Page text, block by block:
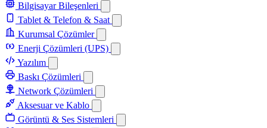
Bilgisayar Bileşenleri
Tablet & Telefon & Saat
Kurumsal Çözümler
Enerji Çözümleri (UPS)
Yazılım
Baskı Çözümleri
Network Çözümleri
Aksesuar ve Kablo
Görüntü & Ses Sistemleri